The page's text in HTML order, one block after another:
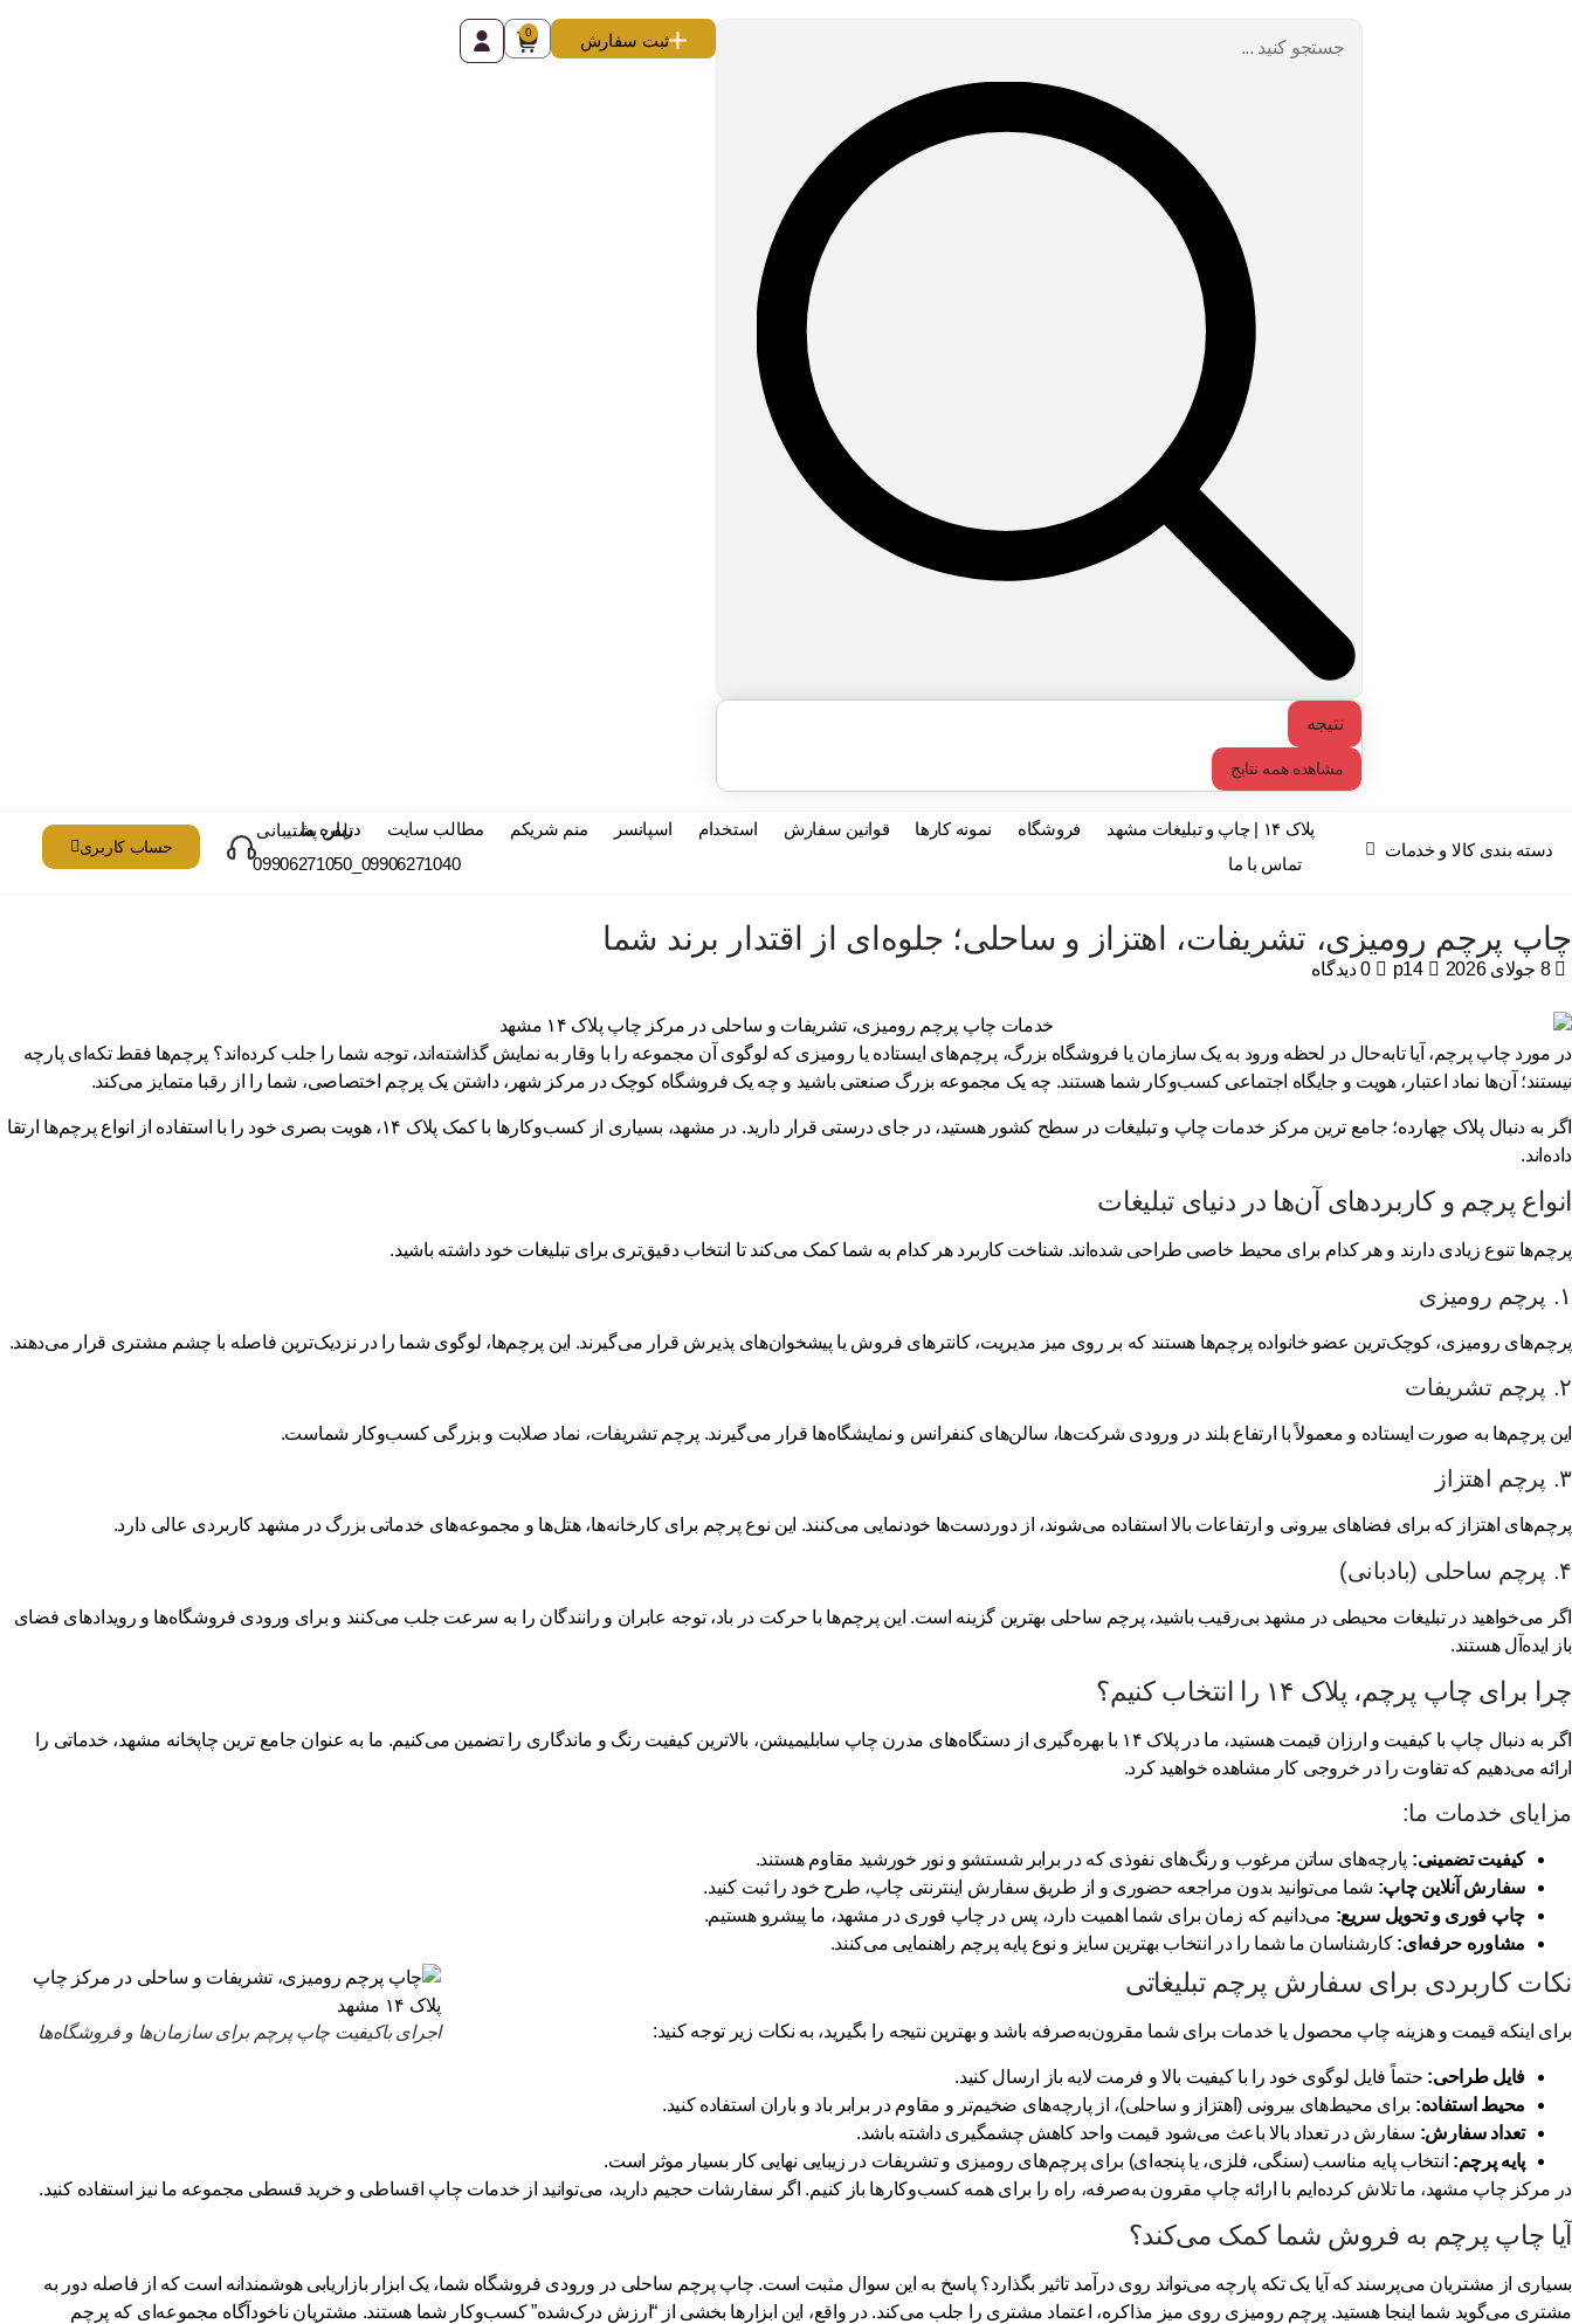
نتیجه
مشاهده همه نتایج
ثبت سفارش 0
دسته بندی کالا و خدمات
پلاک ۱۴ | چاپ و تبلیغات مشهد فروشگاه نمونه کارها قوانین سفارش استخدام اسپانسر منم شریکم مطالب سایت
درباره ما
تماس با ما
تلفن پشتیبانی
09906271040_09906271050
حساب کاربری
چاپ پرچم رومیزی، تشریفات، اهتزاز و ساحلی؛ جلوه‌ای از اقتدار برند شما
8 جولای 2026 p14 0 دیدگاه
در مورد چاپ پرچم، آیا تابه‌حال در لحظه ورود به یک سازمان یا فروشگاه بزرگ، پرچم‌های ایستاده یا رومیزی که لوگوی آن مجموعه را با وقار به نمایش گذاشته‌اند، توجه شما را جلب کرده‌اند؟ پرچم‌ها فقط تکه‌ای پارچه
نیستند؛ آن‌ها نماد اعتبار، هویت و جایگاه اجتماعی کسب‌وکار شما هستند. چه یک مجموعه بزرگ صنعتی باشید و چه یک فروشگاه کوچک در مرکز شهر، داشتن یک پرچم اختصاصی، شما را از رقبا متمایز می‌کند.
اگر به دنبال پلاک چهارده؛ جامع ترین مرکز خدمات چاپ و تبلیغات در سطح کشور
هستید، در جای درستی قرار دارید. در مشهد، بسیاری از کسب‌وکارها با کمک پلاک ۱۴، هویت بصری خود را با استفاده از انواع پرچم‌ها ارتقا
داده‌اند.
انواع پرچم و کاربردهای آن‌ها در دنیای تبلیغات
پرچم‌ها تنوع زیادی دارند و هر کدام برای محیط خاصی طراحی شده‌اند. شناخت کاربرد هر کدام به شما کمک می‌کند تا انتخاب دقیق‌تری برای تبلیغات خود داشته باشید.
۱. پرچم رومیزی
پرچم‌های رومیزی، کوچک‌ترین عضو خانواده پرچم‌ها هستند که بر روی میز مدیریت، کانترهای فروش یا پیشخوان‌های پذیرش قرار می‌گیرند. این پرچم‌ها، لوگوی شما را در نزدیک‌ترین فاصله با چشم مشتری قرار می‌دهند.
۲. پرچم تشریفات
این پرچم‌ها به صورت ایستاده و معمولاً با ارتفاع بلند در ورودی شرکت‌ها، سالن‌های کنفرانس و نمایشگاه‌ها قرار می‌گیرند. پرچم تشریفات، نماد صلابت و بزرگی کسب‌وکار شماست.
۳. پرچم اهتزاز
پرچم‌های اهتزاز که برای فضاهای بیرونی و ارتفاعات بالا استفاده می‌شوند، از دوردست‌ها خودنمایی می‌کنند. این نوع پرچم برای کارخانه‌ها، هتل‌ها و مجموعه‌های خدماتی بزرگ در مشهد کاربردی عالی دارد.
۴. پرچم ساحلی (بادبانی)
اگر می‌خواهید درتبلیغات محیطی در مشهد بی‌رقیب باشید، پرچم ساحلی بهترین گزینه است. این پرچم‌ها با حرکت در باد، توجه عابران و رانندگان را به سرعت جلب می‌کنند و برای ورودی فروشگاه‌ها و رویدادهای فضای
باز ایده‌آل هستند.
چرا برای چاپ پرچم، پلاک ۱۴ را انتخاب کنیم؟
اگر به دنبال چاپ با کیفیت و ارزان قیمت هستید، ما در پلاک ۱۴ با بهره‌گیری از دستگاه‌های مدرن چاپ سابلیمیشن، بالاترین کیفیت رنگ و ماندگاری را تضمین می‌کنیم. ما به عنوان جامع ترین چاپخانه مشهد، خدماتی را
ارائه می‌دهیم که تفاوت را در خروجی کار مشاهده خواهید کرد.
مزایای خدمات ما:
کیفیت تضمینی: پارچه‌های ساتن مرغوب و رنگ‌های نفوذی که در برابر شستشو و نور خورشید مقاوم هستند.
سفارش آنلاین چاپ: شما می‌توانید بدون مراجعه حضوری و از طریق سفارش اینترنتی چاپ، طرح خود را ثبت کنید.
چاپ فوری و تحویل سریع: می‌دانیم که زمان برای شما اهمیت دارد، پس در چاپ فوری در مشهد، ما پیشرو هستیم.
مشاوره حرفه‌ای: کارشناسان ما شما را در انتخاب بهترین سایز و نوع پایه پرچم راهنمایی می‌کنند.
اجرای باکیفیت چاپ پرچم برای سازمان‌ها و فروشگاه‌ها
نکات کاربردی برای سفارش پرچم تبلیغاتی
برای اینکه قیمت و هزینه چاپ محصول یا خدمات برای شما مقرون‌به‌صرفه باشد و بهترین نتیجه را بگیرید، به نکات زیر توجه کنید:
فایل طراحی: حتماً فایل لوگوی خود را با کیفیت بالا و فرمت لایه باز ارسال کنید.
محیط استفاده: برای محیط‌های بیرونی (اهتزاز و ساحلی)، از پارچه‌های ضخیم‌تر و مقاوم در برابر باد و باران استفاده کنید.
تعداد سفارش: سفارش در تعداد بالا باعث می‌شود قیمت واحد کاهش چشمگیری داشته باشد.
پایه پرچم: انتخاب پایه مناسب (سنگی، فلزی، یا پنجه‌ای) برای پرچم‌های رومیزی و تشریفات در زیبایی نهایی کار بسیار موثر است.
در مرکز چاپ مشهد، ما تلاش کرده‌ایم با ارائه چاپ مقرون به‌صرفه، راه را برای همه کسب‌وکارها باز کنیم. اگر سفارشات حجیم دارید، می‌توانید از خدمات چاپ اقساطی و خرید قسطی مجموعه ما نیز استفاده کنید.
آیا چاپ پرچم به فروش شما کمک می‌کند؟
بسیاری از مشتریان می‌پرسند که آیا یک تکه پارچه می‌تواند روی درآمد تاثیر بگذارد؟ پاسخ به این سوال مثبت است. چاپ پرچم ساحلی در ورودی فروشگاه شما، یک ابزار بازاریابی هوشمندانه است که از فاصله دور به
مشتری می‌گوید شما اینجا هستید. پرچم رومیزی روی میز مذاکره، اعتماد مشتری را جلب می‌کند. در واقع، این ابزارها بخشی از “ارزش درک‌شده” کسب‌وکار شما هستند. مشتریان ناخودآگاه مجموعه‌ای که پرچم